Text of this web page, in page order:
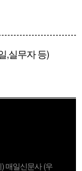
,실무자 등)
매일신문사 (우